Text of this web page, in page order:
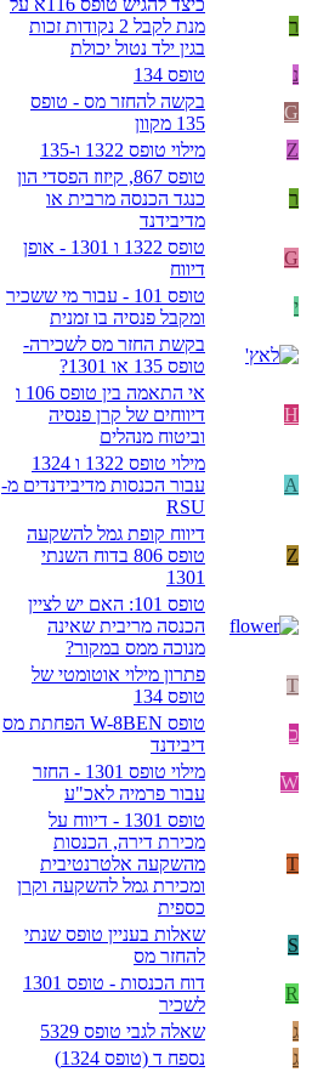
ר
מנת לקבל 2 נקודות זכות
בגין ילד נטול יכולת
נ טופס 134
G
בקשה להחזר מס - טופס
135 מקוון
Z
מילוי טופס 1322 ו-135
ר
טופס 867, קיזוז הפסדי הון
כנגד הכנסה מרבית או
מדיבידנד
G
טופס 1322 ו 1301 - אופן
דיווח
י
טופס 101 - עבור מי ששכיר
ומקבל פנסיה בו זמנית
בקשת החזר מס לשכירה-
טופס 135 או 1301?
H
אי התאמה בין טופס 106 ו
דיווחים של קרן פנסיה
וביטוח מנהלים
A
מילוי טופס 1322 ו 1324
עבור הכנסות מדיבידנדים מ-
RSU
Z
דיווח קופת גמל להשקעה
טופס 806 בדוח השנתי
1301
טופס 101: האם יש לציין
הכנסה מריבית שאינה
מנוכה ממס במקור?
T
פתרון מילוי אוטומטי של
טופס 134
כ
טופס W-8BEN הפחתת מס
דיבידנד
W
מילוי טופס 1301 - החזר
עבור פרמיה לאכ"ע
T
טופס 1301 - דיווח על
מכירת דירה, הכנסות
מהשקעה אלטרנטיבית
ומכירת גמל להשקעה וקרן
כספית
S
שאלות בעניין טופס שנתי
להחזר מס
R
דוח הכנסות - טופס 1301
לשכיר
ג
שאלה לגבי טופס 5329
ג
נספח ד (טופס 1324)